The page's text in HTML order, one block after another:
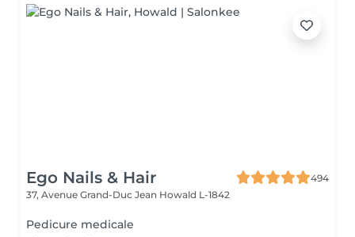
Ego Nails & Hair
494
37, Avenue Grand-Duc Jean Howald L-1842
Pedicure medicale